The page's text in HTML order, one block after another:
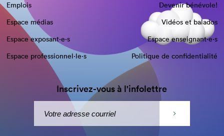
Emplois
Devenir bénévole!
Espace médias
Vidéos et balados
Espace exposant·e⋅s
Espace enseignant·e⋅s
Espace professionnel·le⋅s
Politique de confidentialité
Inscrivez-vous à l'infolettre